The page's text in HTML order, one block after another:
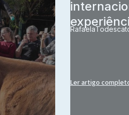
Rafaela
Ler artigo